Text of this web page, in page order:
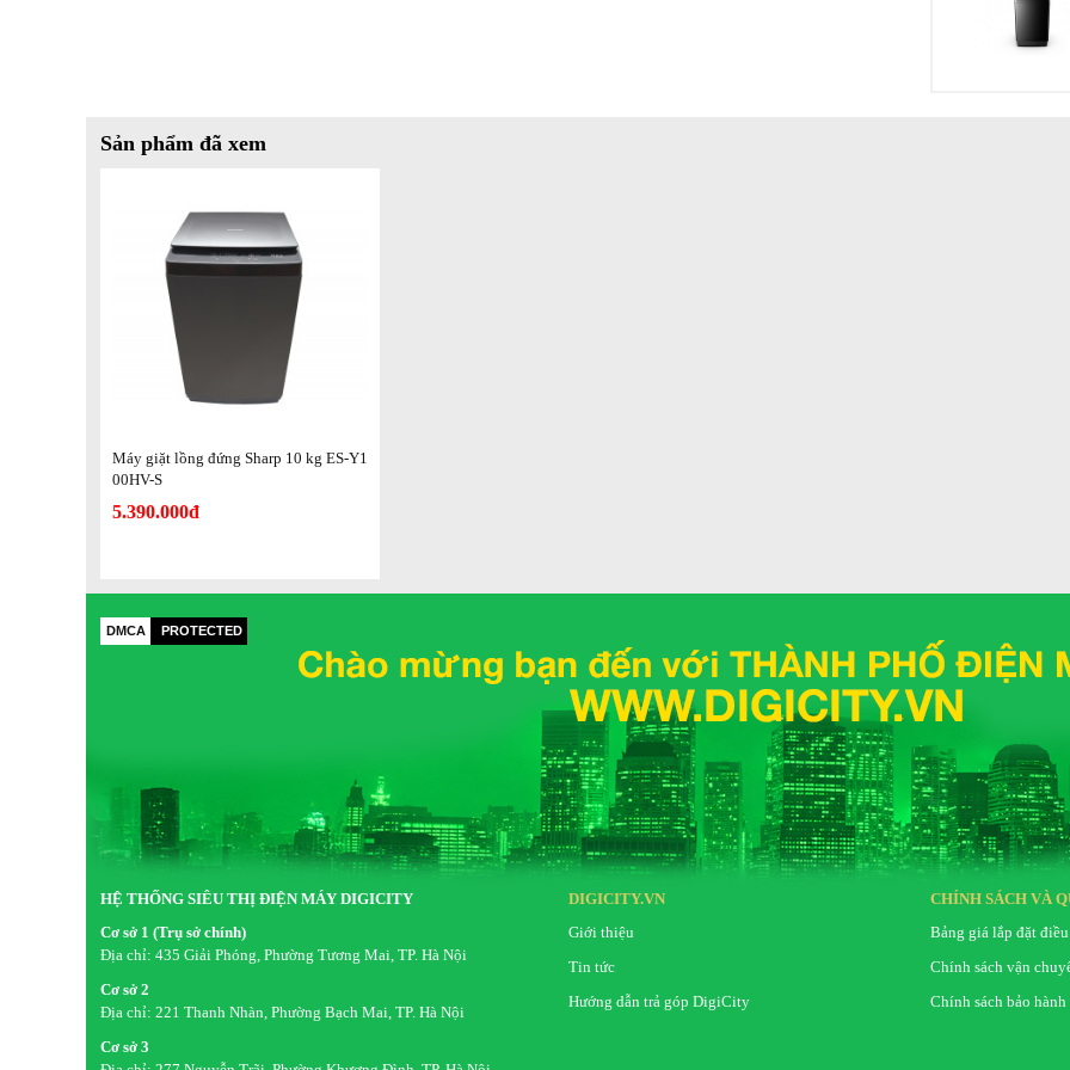
Sản phẩm đã xem
Máy giặt lồng đứng Sharp 10 kg ES-Y1
00HV-S
5.390.000đ
DMCA PROTECTED
HỆ THỐNG SIÊU THỊ ĐIỆN MÁY DIGICITY
Cơ sở 1 (Trụ sở chính)
Địa chỉ: 435 Giải Phóng, Phường Tương Mai, TP. Hà Nội
Cơ sở 2
Địa chỉ: 221 Thanh Nhàn, Phường Bạch Mai, TP. Hà Nội
Cơ sở 3
DIGICITY.VN
Giới thiệu
Tin tức
Hướng dẫn trả góp DigiCity
CHÍNH SÁCH VÀ
Bảng giá lắp đặt
Chính sách vận
Chính sách bảo hành